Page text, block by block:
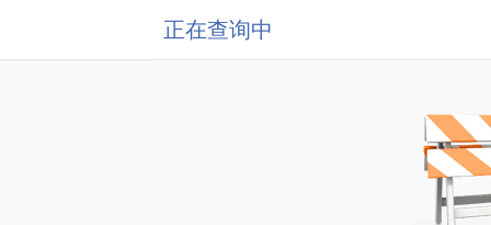
正在查询中